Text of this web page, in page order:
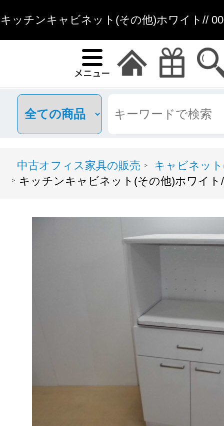
キッチンキャビネット(その他)ホワイト//
中古オフィス家具の販売 > キャビネッ
> キッチンキャビネット(その他)ホワイト